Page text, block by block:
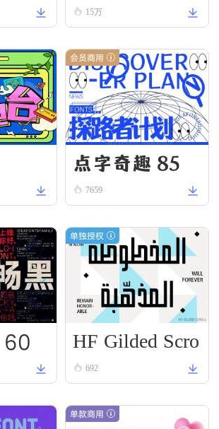
15万
会员商用
点字奇趣 85
7659
60
单独授权
HF Gilded Scro
ll 692
单款商用